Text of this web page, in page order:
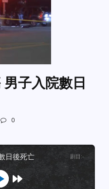
子入院數日
0
日後死亡 剧目 :-